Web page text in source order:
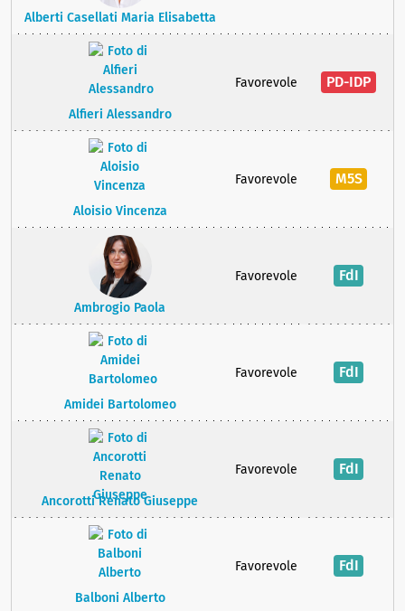
Alberti Casellati Maria Elisabetta
Alfieri Alessandro
Favorevole PD-IDP
Aloisio Vincenza
Favorevole M5S
Ambrogio Paola
Favorevole FdI
Amidei Bartolomeo
Favorevole FdI
Ancorotti Renato Giuseppe
Favorevole FdI
Balboni Alberto
Favorevole FdI